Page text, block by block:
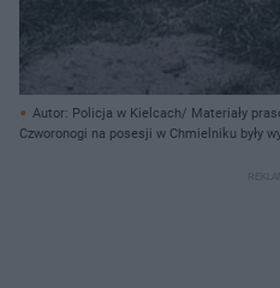
Autor: Policja w Kielcach/ Materiały
Czworonogi na posesji w Chmielniku były